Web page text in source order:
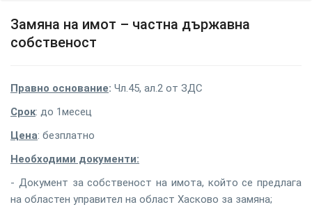
Замяна на имот – частна държавна
собственост
Правно основание: Чл.45, ал.2 от ЗДС
Срок: до 1месец
Цена: безплатно
Необходими документи:
- Документ за собственост на имота, който се предлага
на областен управител на област Хасково за замяна;